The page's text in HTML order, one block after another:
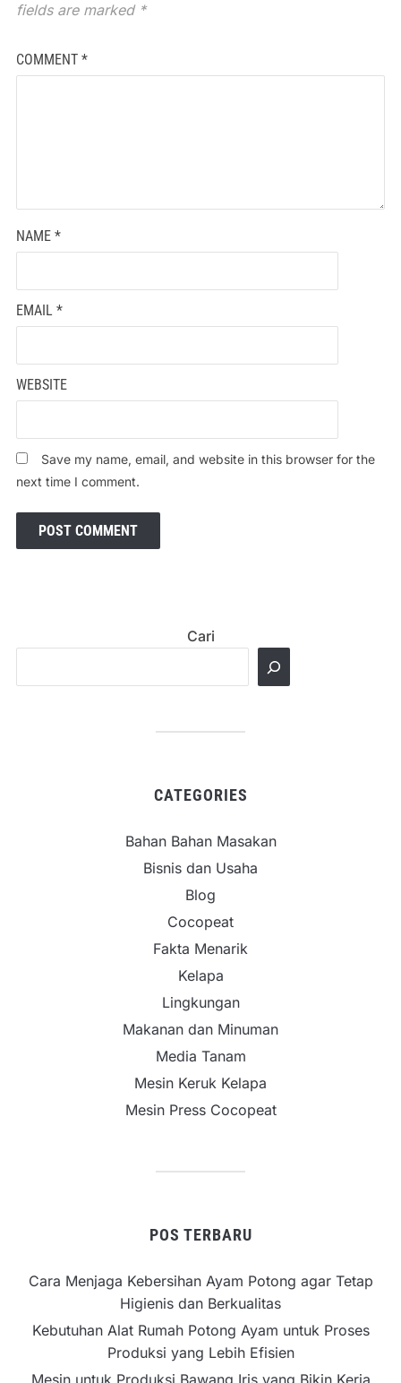
fields are marked *
COMMENT *
NAME *
EMAIL *
WEBSITE
Save my name, email, and website in this browser for the
next time I comment.
Cari
CATEGORIES
Bahan Bahan Masakan
Bisnis dan Usaha
Blog
Cocopeat
Fakta Menarik
Kelapa
Lingkungan
Makanan dan Minuman
Media Tanam
Mesin Keruk Kelapa
Mesin Press Cocopeat
POS TERBARU
Cara Menjaga Kebersihan Ayam Potong agar Tetap
Higienis dan Berkualitas
Kebutuhan Alat Rumah Potong Ayam untuk Proses
Produksi yang Lebih Efisien
Mesin untuk Produksi Bawang Iris yang Bikin Kerja